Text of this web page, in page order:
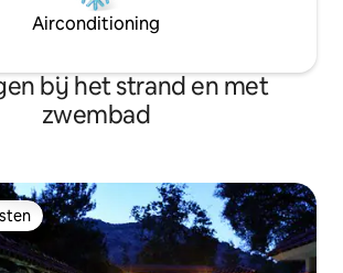
Airconditioning
bij het strand en met
zwembad